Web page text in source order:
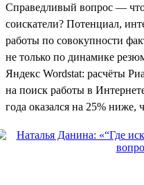
Справедливый вопрос —
соискатели? Потенциал,
работы по совокупности
не только по динамике
Яндекс Wordstat: расчёты
на поиск работы в
года оказался на 25% ниже,